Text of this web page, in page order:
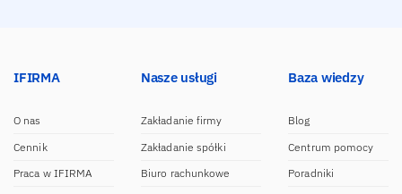
IFIRMA
O nas
Cennik
Praca w IFIRMA
Nasze usługi
Zakładanie firmy
Zakładanie spółki
Biuro rachunkowe
Baza wiedzy
Blog
Centrum pomocy
Poradniki